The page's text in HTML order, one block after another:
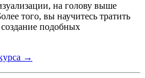
на голову выше
того, вы научитесь тратить
подобных
→